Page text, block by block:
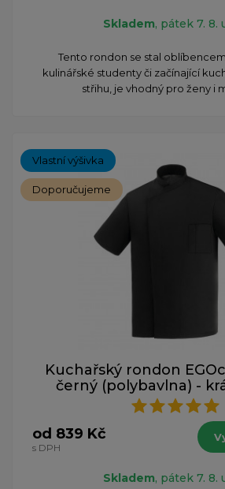
Skladem, pátek 7. 8.
Tento rondon se stal
kulinářské studenty či začínající
střihu, je vhodný pro ženy i
Vlastní výšivka
Doporučujeme
Kuchařský rondon
černý (polybavlna) -
od 839 Kč
s DPH
Skladem, pátek 7. 8.